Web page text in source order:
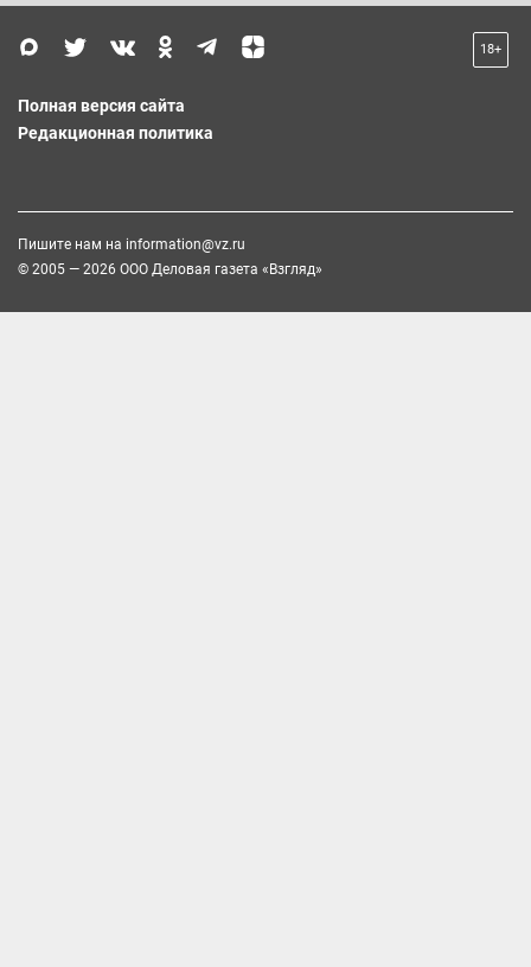
18+
Полная версия сайта
Редакционная политика
Пишите нам на information@vz.ru
© 2005 — 2026 ООО Деловая газета «Взгляд»